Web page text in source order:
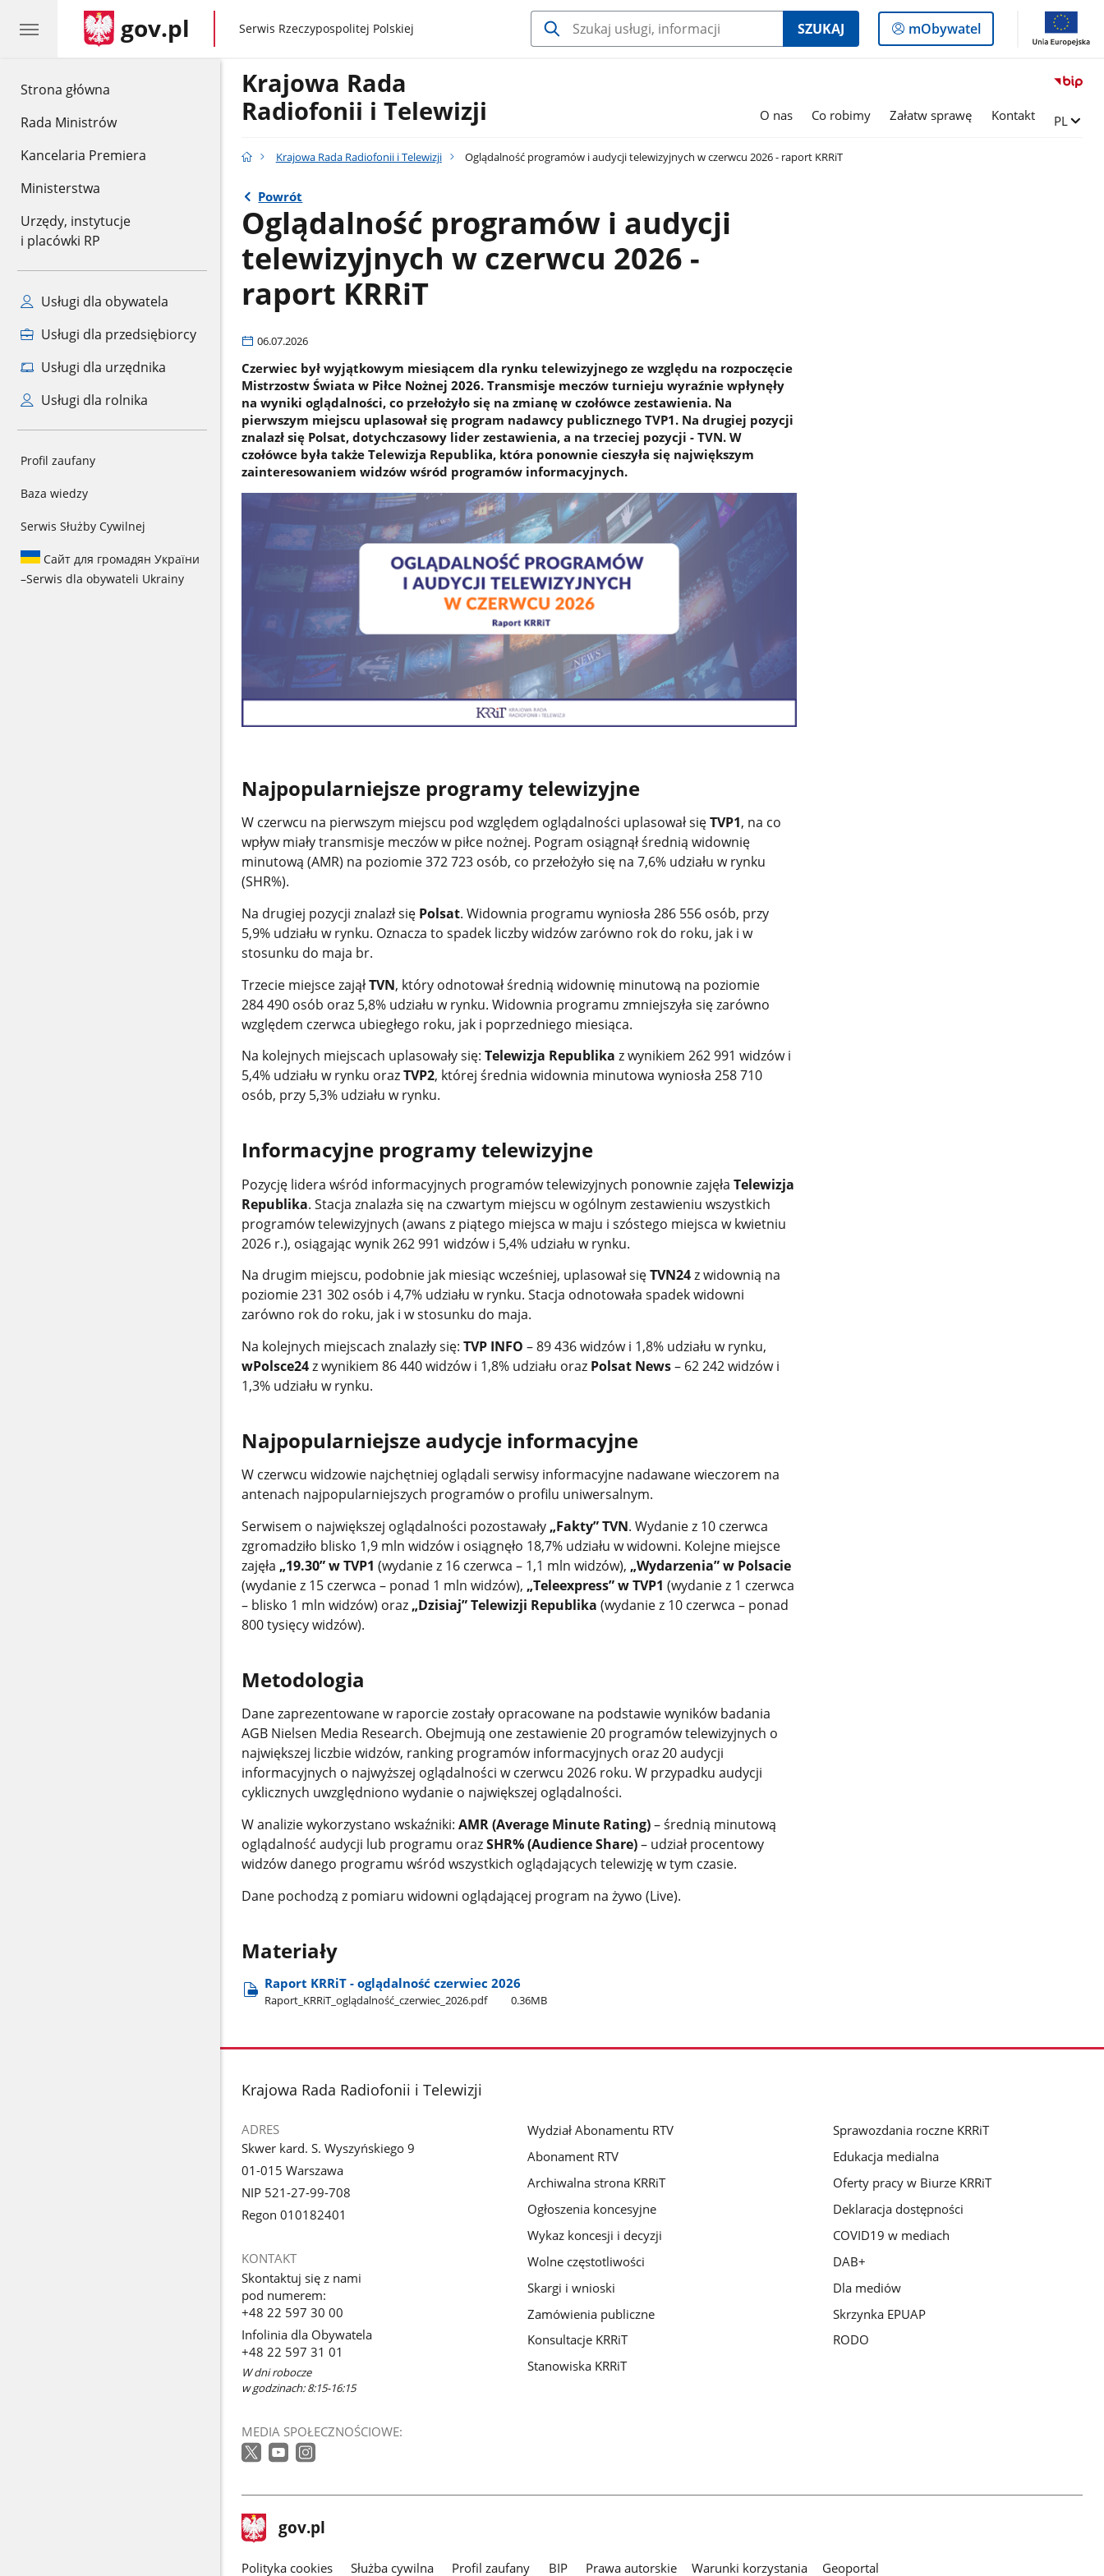
Strona główna
Rada Ministrów
Kancelaria Premiera
Ministerstwa
Urzędy, instytucje
i placówki RP
Usługi dla obywatela
Usługi dla przedsiębiorcy
Usługi dla urzędnika
Usługi dla rolnika
Profil zaufany
Baza wiedzy
Serwis Służby Cywilnej
Сайт для громадян України
–Serwis dla obywateli Ukrainy
gov.pl gov.pl
Serwis Rzeczypospolitej Polskiej SZUKAJ
Logowanie
do
mObywatel
Krajowa Rada
Radiofonii i Telewizji
O nas Co robimy Załatw sprawę Kontakt Zmień
PL
Krajowa Rada Radiofonii i Telewizji Oglądalność programów i audycji telewizyjnych w czerwcu 2026 - raport KRRiT
Powrót
Oglądalność programów i audycji
telewizyjnych w czerwcu 2026 -
raport KRRiT
06.07.2026
Czerwiec był wyjątkowym miesiącem dla rynku telewizyjnego ze względu na rozpoczęcie
Mistrzostw Świata w Piłce Nożnej 2026. Transmisje meczów turnieju wyraźnie wpłynęły
na wyniki oglądalności, co przełożyło się na zmianę w czołówce zestawienia. Na
pierwszym miejscu uplasował się program nadawcy publicznego TVP1. Na drugiej pozycji
znalazł się Polsat, dotychczasowy lider zestawienia, a na trzeciej pozycji - TVN. W
czołówce była także Telewizja Republika, która ponownie cieszyła się największym
zainteresowaniem widzów wśród programów informacyjnych.
Najpopularniejsze programy telewizyjne
W czerwcu na pierwszym miejscu pod względem oglądalności uplasował sięTVP1, na co
wpływ miały transmisje meczów w piłce nożnej. Pogram osiągnął średnią widownię
minutową (AMR) na poziomie 372 723 osób, co przełożyło się na 7,6% udziału w rynku
(SHR%).
Na drugiej pozycji znalazł się Polsat. Widownia programu wyniosła 286 556 osób, przy
5,9% udziału w rynku. Oznacza to spadek liczby widzów zarówno rok do roku, jak i w
stosunku do maja br.
Trzecie miejsce zająłTVN, który odnotował średnią widownię minutową na poziomie
284 490 osób oraz 5,8% udziału w rynku. Widownia programu zmniejszyła się zarówno
względem czerwca ubiegłego roku, jak i poprzedniego miesiąca.
Na kolejnych miejscach uplasowały się: Telewizja Republika z wynikiem 262 991 widzów i
5,4% udziału w rynku orazTVP2, której średnia widownia minutowa wyniosła 258 710
osób, przy 5,3% udziału w rynku.
Informacyjne programy telewizyjne
Pozycję lidera wśród informacyjnych programów telewizyjnych ponownie zajęła Telewizja
Republika. Stacja znalazła się na czwartym miejscu w ogólnym zestawieniu wszystkich
programów telewizyjnych (awans z piątego miejsca w maju i szóstego miejsca w kwietniu
2026 r.), osiągając wynik 262 991 widzów i 5,4% udziału w rynku.
Na drugim miejscu, podobnie jak miesiąc wcześniej, uplasował sięTVN24z widownią na
poziomie 231 302 osób i 4,7% udziału w rynku. Stacja odnotowała spadek widowni
zarówno rok do roku, jak i w stosunku do maja.
Na kolejnych miejscach znalazły się: TVP INFO – 89 436 widzów i 1,8% udziału w rynku,
wPolsce24z wynikiem 86 440 widzów i 1,8% udziału oraz Polsat News– 62 242 widzów i
1,3% udziału w rynku.
Najpopularniejsze audycje informacyjne
W czerwcu widzowie najchętniej oglądali serwisy informacyjne nadawane wieczorem na
antenach najpopularniejszych programów o profilu uniwersalnym.
Serwisem o największej oglądalności pozostawały „Fakty” TVN. Wydanie z 10 czerwca
zgromadziło blisko 1,9 mln widzów i osiągnęło 18,7% udziału w widowni. Kolejne miejsce
zajęła „19.30” w TVP1 (wydanie z 16 czerwca – 1,1 mln widzów), „Wydarzenia” w Polsacie
(wydanie z 15 czerwca – ponad 1 mln widzów), „Teleexpress” w TVP1 (wydanie z 1 czerwca
– blisko 1 mln widzów) oraz „Dzisiaj” Telewizji Republika (wydanie z 10 czerwca – ponad
800 tysięcy widzów).
Metodologia
Dane zaprezentowane w raporcie zostały opracowane na podstawie wyników badania
AGB Nielsen Media Research. Obejmują one zestawienie 20 programów telewizyjnych o
największej liczbie widzów, ranking programów informacyjnych oraz 20 audycji
informacyjnych o najwyższej oglądalności w czerwcu 2026 roku. W przypadku audycji
cyklicznych uwzględniono wydanie o największej oglądalności.
W analizie wykorzystano wskaźniki: AMR (Average Minute Rating)– średnią minutową
oglądalność audycji lub programu orazSHR% (Audience Share)– udział procentowy
widzów danego programu wśród wszystkich oglądających telewizję w tym czasie.
Dane pochodzą z pomiaru widowni oglądającej program na żywo (Live).
Materiały
Raport KRRiT - oglądalność czerwiec 2026
Raport​_KRRiT​_oglądalność​_czerwiec​_2026.pdf 0.36MB
stopka
Krajowa Rada Radiofonii i Telewizji
ADRES
Skwer kard. S. Wyszyńskiego 9
01-015 Warszawa
NIP 521-27-99-708
Regon 010182401
KONTAKT
Skontaktuj się z nami
pod numerem:
+48 22 597 30 00
Infolinia dla Obywatela
+48 22 597 31 01
W dni robocze
w godzinach: 8:15-16:15
MEDIA SPOŁECZNOŚCIOWE:
Wydział Abonamentu RTV
Abonament RTV
Archiwalna strona KRRiT
Ogłoszenia koncesyjne
Wykaz koncesji i decyzji
Wolne częstotliwości
Skargi i wnioski
Zamówienia publiczne
Konsultacje KRRiT
Stanowiska KRRiT
Sprawozdania roczne KRRiT
Edukacja medialna
Oferty pracy w Biurze KRRiT
Deklaracja dostępności
COVID19 w mediach
DAB+
Dla mediów
Skrzynka EPUAP
RODO
stopka
gov.pl Strona
gov.pl
gov.pl
Polityka cookies Służba cywilna Profil zaufany BIP Prawa autorskie Warunki korzystania Geoportal